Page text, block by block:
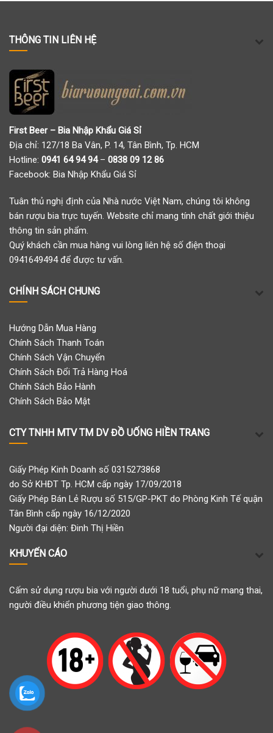
THÔNG TIN LIÊN HỆ
First Beer – Bia Nhập Khẩu Giá Sỉ
Địa chỉ: 127/18 Ba Vân, P. 14, Tân Bình, Tp. HCM
Hotline: 0941 64 94 94– 0838 09 12 86
Facebook: Bia Nhập Khẩu Giá Sỉ
Tuân thủ nghị định của Nhà nước Việt Nam, chúng tôi không
bán rượu bia trực tuyến. Website chỉ mang tính chất giới thiệu
thông tin sản phẩm.
Quý khách cần mua hàng vui lòng liên hệ số điện thoại
0941649494 để được tư vấn.
CHÍNH SÁCH CHUNG
Hướng Dẫn Mua Hàng
Chính Sách Thanh Toán
Chính Sách Vận Chuyển
Chính Sách Đổi Trả Hàng Hoá
Chính Sách Bảo Hành
Chính Sách Bảo Mật
CTY TNHH MTV TM DV ĐỒ UỐNG HIỀN TRANG
Giấy Phép Kinh Doanh số 0315273868
do Sở KHĐT Tp. HCM cấp ngày 17/09/2018
Giấy Phép Bán Lẻ Rượu số 515/GP-PKT do Phòng Kinh Tế quận
Tân Bình cấp ngày 16/12/2020
Người đại diện: Đinh Thị Hiền
KHUYẾN CÁO
Cấm sử dụng rượu bia với người dưới 18 tuổi, phụ nữ mang thai,
người điều khiển phương tiện giao thông.